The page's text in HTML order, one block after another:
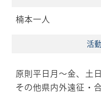
楠本一人
活
原則平日月～金、土
その他県内外遠征・